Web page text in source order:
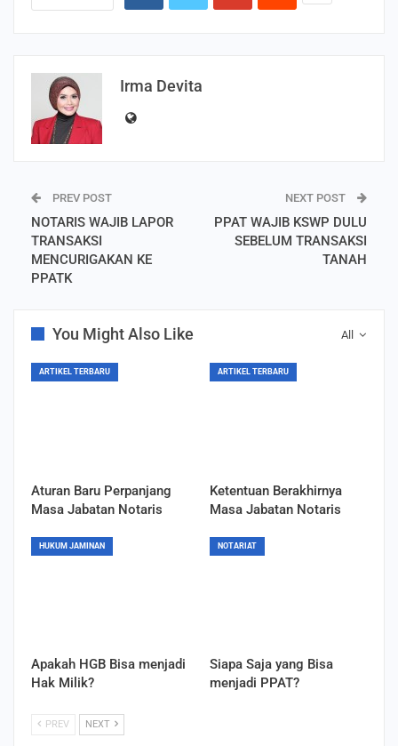
Irma Devita
PREV POST
NOTARIS WAJIB LAPOR
TRANSAKSI
MENCURIGAKAN KE
PPATK
NEXT POST
PPAT WAJIB KSWP DULU
SEBELUM TRANSAKSI
TANAH
All
You Might Also Like
ARTIKEL TERBARU
Aturan Baru Perpanjang
Masa Jabatan Notaris
ARTIKEL TERBARU
Ketentuan Berakhirnya
Masa Jabatan Notaris
HUKUM JAMINAN
Apakah HGB Bisa menjadi
Hak Milik?
NOTARIAT
Siapa Saja yang Bisa
menjadi PPAT?
PREV NEXT